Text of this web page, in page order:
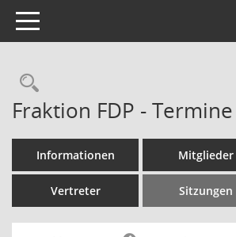
Toggle navigation
Rechercheauswahl
Fraktion FDP -
Informationen Mitglieder
Vertreter Sitzungen